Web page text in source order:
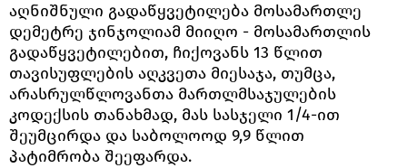
აღნიშნული გადაწყვეტილება მოსამართლე
დემეტრე ჯინჯოლიამ მიიღო - მოსამართლის
გადაწყვეტილებით, ჩიქოვანს 13 წლით
თავისუფლების აღკვეთა მიესაჯა, თუმცა,
არასრულწლოვანთა მართლმსაჯულების
კოდექსის თანახმად, მას სასჯელი 1/4-ით
შეუმცირდა და საბოლოოდ 9,9 წლით
პატიმრობა შეეფარდა.